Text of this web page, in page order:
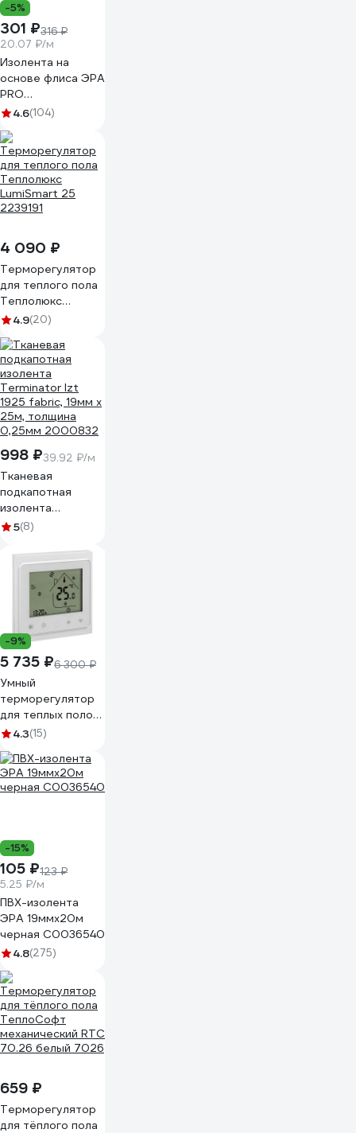
-5%
301 ₽316 ₽
20.07 ₽/м
Изолента на
основе флиса ЭРА
PRO
PROFLEEC1915 19
черная Б0057181
4.6(104)
4 090 ₽
Терморегулятор
для теплого пола
Теплолюкс
LumiSmart 25
4.9(20)
998 ₽39.92 ₽/м
Тканевая
подкапотная
изолента
Terminator Izt
25м, толщина
0,25мм 2000832
5(8)
-9%
5 735 ₽6 300 ₽
Умный
терморегулятор
для теплых полов
EKF Wi-Fi Connect
4.3(15)
-15%
105 ₽123 ₽
5.25 ₽/м
ПВХ-изолента
ЭРА 19ммх20м
черная C0036540
4.8(275)
659 ₽
Терморегулятор
для тёплого пола